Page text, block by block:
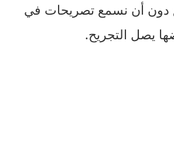
دون أن نسمع تصريحات في
يصل التجريح.